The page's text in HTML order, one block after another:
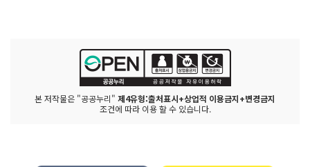
본 저작물은 "공공누리" 제4유형:출처표시+상업적 이용금지+변경금지
조건에 따라 이용 할 수 있습니다.